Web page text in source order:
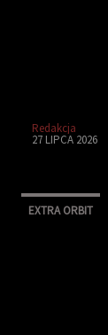
Redakcja
27 LIPCA 2026
EXTRA ORBIT